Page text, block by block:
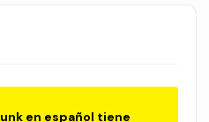
en español tiene